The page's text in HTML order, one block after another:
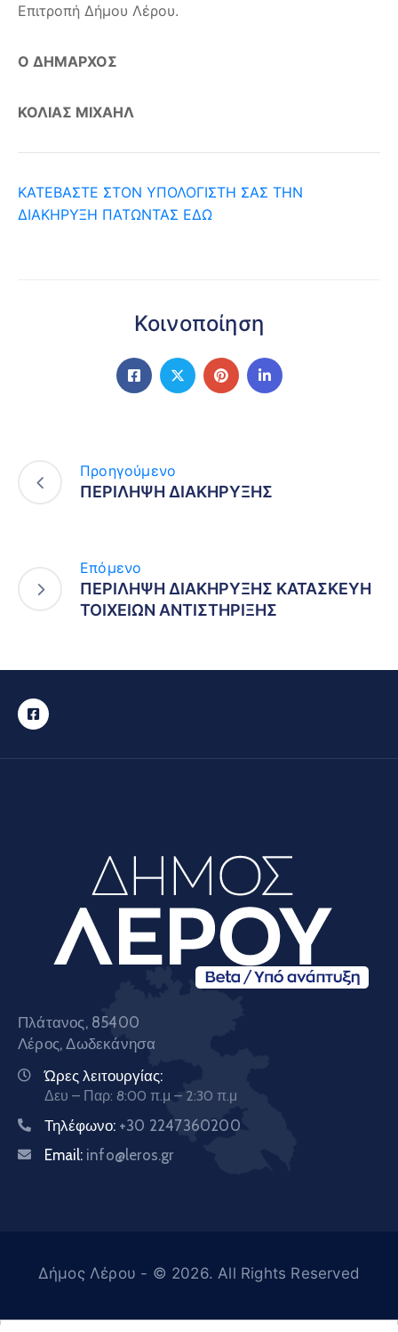
Επιτροπή Δήμου Λέρου.
Ο ΔΗΜΑΡΧΟΣ
ΚΟΛΙΑΣ ΜΙΧΑΗΛ
ΚΑΤΕΒΑΣΤΕ ΣΤΟΝ ΥΠΟΛΟΓΙΣΤΗ ΣΑΣ ΤΗΝ
ΔΙΑΚΗΡΥΞΗ ΠΑΤΩΝΤΑΣ ΕΔΩ
Κοινοποίηση
Προηγούμενο
ΠΕΡΙΛΗΨΗ ΔΙΑΚΗΡΥΞΗΣ
Επόμενο
ΠΕΡΙΛΗΨΗ ΔΙΑΚΗΡΥΞΗΣ ΚΑΤΑΣΚΕΥΗ
ΤΟΙΧΕΙΩΝ ΑΝΤΙΣΤΗΡΙΞΗΣ
Πλάτανος, 85400
Λέρος, Δωδεκάνησα
Ώρες λειτουργίας:
Δευ – Παρ: 8:00 π.μ – 2:30 π.μ
Τηλέφωνο: +30 2247360200
Email: info@leros.gr
Δήμος Λέρου - © 2026. All Rights Reserved